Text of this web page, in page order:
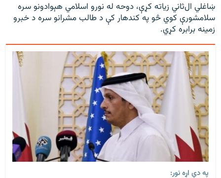
ښاغلي ال‌ثاني زیاته کړې، دوحه له نورو اسلامي هېوادونو سره
سلامشورې کوي څو په کندهار کې د طالب مشرانو سره د خبرو
زمینه برابره کړي.
په دې اړه نور: